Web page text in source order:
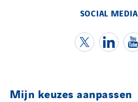
SOCIAL MEDIA
Contact
Mijn keuzes aanpassen